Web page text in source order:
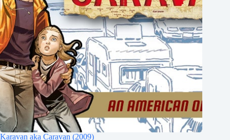
Karavan aka Caravan (2009)